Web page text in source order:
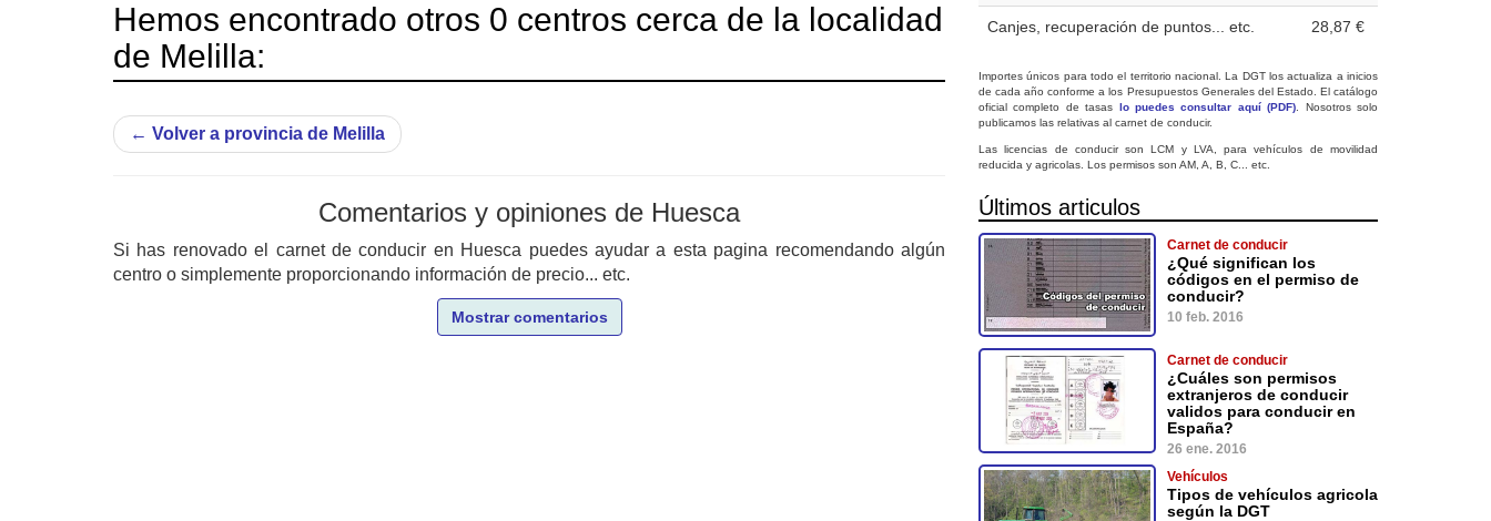
Hemos encontrado otros 0 centros cerca de la localidad
de Melilla:
← Volver a provincia de Melilla
Comentarios y opiniones de Huesca
Si has renovado el carnet de conducir en Huesca puedes ayudar a esta pagina recomendando algún
centro o simplemente proporcionando información de precio... etc.
Mostrar comentarios
Canjes, recuperación de puntos... etc. 28,87 €
Importes únicos para todo el territorio nacional. La DGT los actualiza a inicios
de cada año conforme a los Presupuestos Generales del Estado. El catálogo
oficial completo de tasas lo puedes consultar aquí (PDF) . Nosotros solo
publicamos las relativas al carnet de conducir.
Las licencias de conducir son LCM y LVA, para vehículos de movilidad
reducida y agricolas. Los permisos son AM, A, B, C... etc.
Últimos articulos
Carnet de conducir
¿Qué significan los
códigos en el permiso de
conducir?
10 feb. 2016
Carnet de conducir
¿Cuáles son permisos
extranjeros de conducir
validos para conducir en
España?
26 ene. 2016
Vehículos
Tipos de vehículos agricola
según la DGT